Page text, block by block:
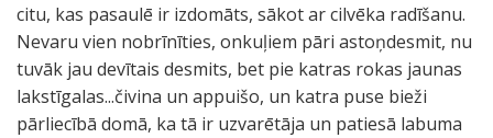
citu, kas pasaulē ir izdomāts, sākot ar cilvēka radīšanu.
Nevaru vien nobrīnīties, onkuļiem pāri astoņdesmit, nu
tuvāk jau devītais desmits, bet pie katras rokas jaunas
lakstīgalas...čivina un appuišo, un katra puse bieži
pārliecībā domā, ka tā ir uzvarētāja un patiesā labuma